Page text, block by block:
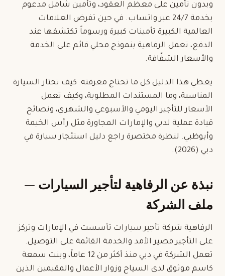
وبدون تأمين على معظم العقود، وتأمين شامل مدعوم
بخدمة 24/7 عبر واتساب. في حين تفرض العلامات
العالمية الكبيرة تأمينات كبيرة ورسوماً تكتشفها عند
الدفع، تعمل الرفاهية بنموذج محلي قائم على الخدمة
والأسعار الشفّافة.
يغطي هذا الدليل كل ما تحتاج معرفته: كيف تختار السيارة
المناسبة، وما المستندات المطلوبة، وكيف تعمل
الأسعار للتأجير اليومي والأسبوعي والشهري، ونصائح
قيادة عملية لدبي والإمارات المجاورة مثل رأس الخيمة
وأبوظبي. لنظرة مختصرة راجع دليل استئجار سيارة في
دبي (2026)
.
نبذة عن الرفاهية لتأجير السيارات —
ملف الشركة
الرفاهية شركة تأجير سيارات تأسست في الإمارات وتركز
على التأجير قصير الأمد والخدمة القائمة على التوصيل.
تعمل الشركة في دبي منذ أكثر من 12 عاماً، وبنت سمعة
كاسم موثوق لدى السياح وزوار الأعمال والمقيمين الذين